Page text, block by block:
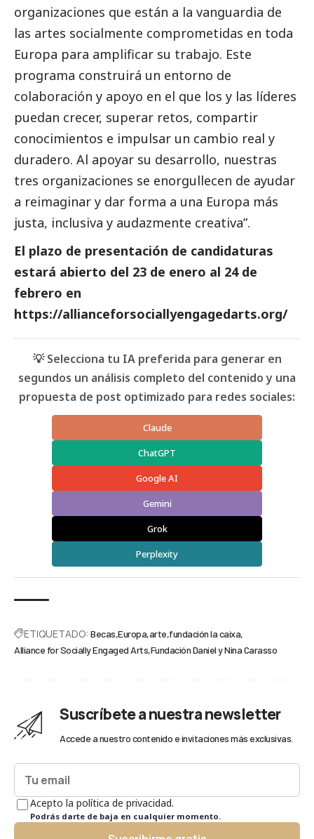
organizaciones que están a la vanguardia de
las artes socialmente comprometidas en toda
Europa para amplificar su trabajo. Este
programa construirá un entorno de
colaboración y apoyo en el que los y las líderes
puedan crecer, superar retos, compartir
conocimientos e impulsar un cambio real y
duradero. Al apoyar su desarrollo, nuestras
tres organizaciones se enorgullecen de ayudar
a reimaginar y dar forma a una Europa más
justa, inclusiva y audazmente creativa”.
El plazo de presentación de candidaturas
estará abierto del 23 de enero al 24 de
febrero en
https://allianceforsociallyengagedarts.org/
💡 Selecciona tu IA preferida para generar en
segundos un análisis completo del contenido y una
propuesta de post optimizado para redes sociales:
Claude
ChatGPT
Google AI
Gemini
Grok
Perplexity
ETIQUETADO: Becas Europa arte fundación la caixa
Alliance for Socially Engaged Arts Fundación Daniel y Nina Carasso
Suscríbete a nuestra newsletter
Accede a nuestro contenido e invitaciones más exclusivas.
Acepto la política de privacidad.
Podrás darte de baja en cualquier momento.